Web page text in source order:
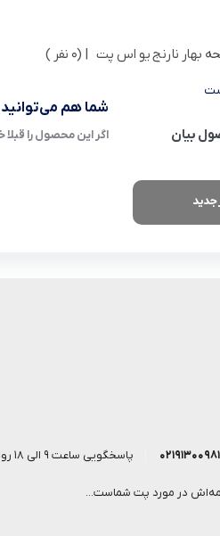
بهار نارنج یو اس پت | (0 نفر )
بیان
جدید
شما هم می‌توانید
اگر این محصول را
پاسخگویی ساعت 9 الی 18 روز کاری
در مورد پت شماست...